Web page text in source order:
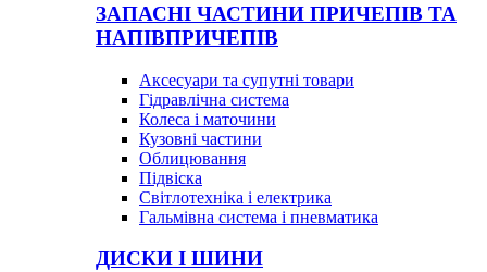
ЗАПАСНІ ЧАСТИНИ ПРИЧЕПІВ ТА
НАПІВПРИЧЕПІВ
Аксесуари та супутні товари
Гідравлічна система
Колеса і маточини
Кузовні частини
Облицювання
Підвіска
Світлотехніка і електрика
Гальмівна система і пневматика
ДИСКИ І ШИНИ